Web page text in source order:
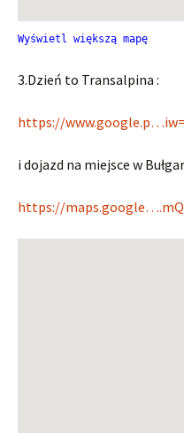
Wyświetl większą mapę
3.Dzień to Transalpina :
https://
i dojazd na miejsce w
https://